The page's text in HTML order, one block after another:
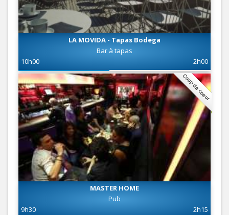
LA MOVIDA - Tapas Bodega
Bar à tapas
10h00
2h00
Coup de coeur
MASTER HOME
Pub
9h30
2h15